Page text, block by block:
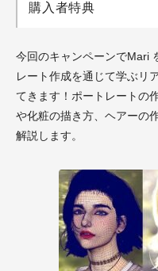
購入者特典
今回のキャンペーンでMari
レート作成を通じて学ぶリ
てきます！ポートレートの
や化粧の描き方、ヘアーの
解説します。